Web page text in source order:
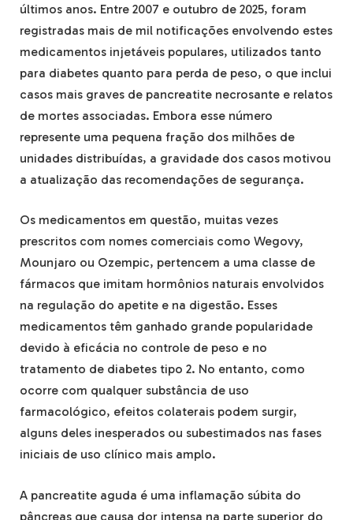
últimos anos. Entre 2007 e outubro de 2025, foram
registradas mais de mil notificações envolvendo estes
medicamentos injetáveis populares, utilizados tanto
para diabetes quanto para perda de peso, o que inclui
casos mais graves de pancreatite necrosante e relatos
de mortes associadas. Embora esse número
represente uma pequena fração dos milhões de
unidades distribuídas, a gravidade dos casos motivou
a atualização das recomendações de segurança.
Os medicamentos em questão, muitas vezes
prescritos com nomes comerciais como Wegovy,
Mounjaro ou Ozempic, pertencem a uma classe de
fármacos que imitam hormônios naturais envolvidos
na regulação do apetite e na digestão. Esses
medicamentos têm ganhado grande popularidade
devido à eficácia no controle de peso e no
tratamento de diabetes tipo 2. No entanto, como
ocorre com qualquer substância de uso
farmacológico, efeitos colaterais podem surgir,
alguns deles inesperados ou subestimados nas fases
iniciais de uso clínico mais amplo.
A pancreatite aguda é uma inflamação súbita do
pâncreas que causa dor intensa na parte superior do